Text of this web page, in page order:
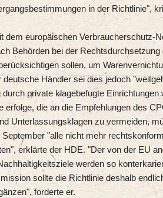
in der Richtlinie",
dem europäischen Verbraucherschutz-
Behörden bei der
sollen, um
Händler sei dies jedoch
private klagebefugte Einrichtungen
erfolge, die an die Empfehlungen des
Unterlassungsklagen zu vermeiden,
"alle nicht mehr
erklärte der HDE. "Der von der EU
werden so
sollte die Richtlinie deshalb
forderte er.